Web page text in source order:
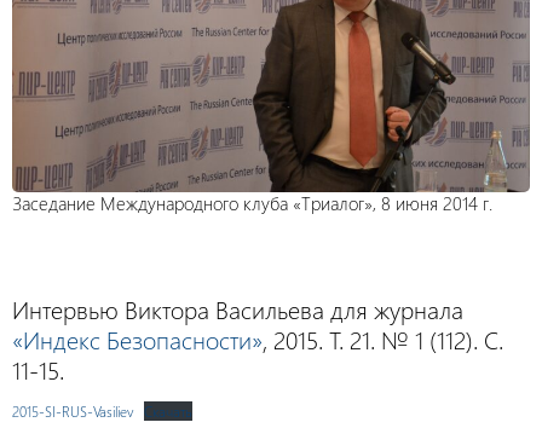
Заседание Международного клуба «Триалог», 8 июня 2014 г.
Интервью Виктора Васильева для журнала
«Индекс Безопасности», 2015. Т. 21. № 1 (112). С.
11-15.
2015-SI-RUS-Vasiliev Скачать